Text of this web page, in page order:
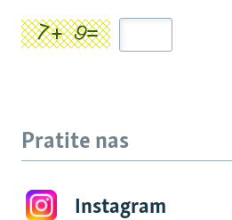
Pratite nas
Instagram